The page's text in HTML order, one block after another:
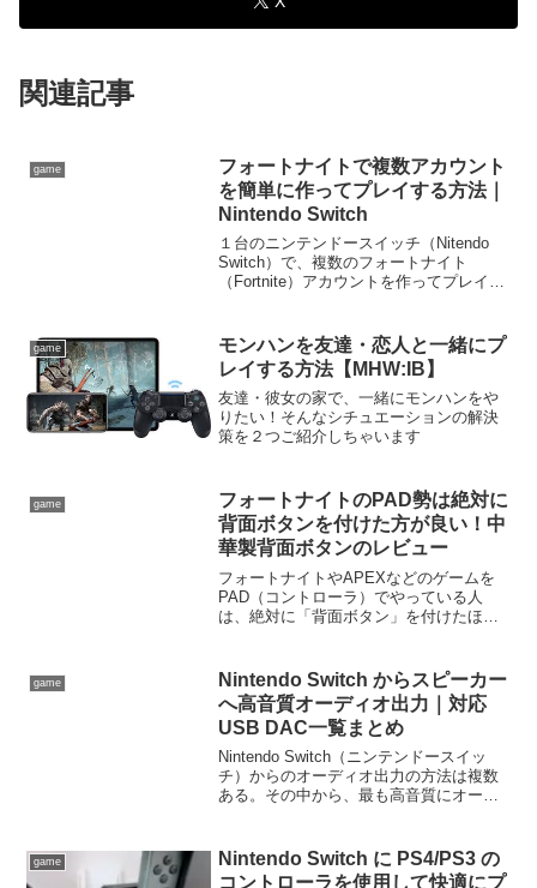
関連記事
game
フォートナイトで複数アカウント
を簡単に作ってプレイする方法｜
Nintendo Switch
１台のニンテンドースイッチ（Nitendo
Switch）で、複数のフォートナイト
（Fortnite）アカウントを作ってプレイし
す。簡単にフォートナイトのアカウント
を複数作ってプレイできたので、その方
法を紹介します。
game
モンハンを友達・恋人と一緒にプ
レイする方法【MHW:IB】
友達・彼女の家で、一緒にモンハンをや
りたい！そんなシチュエーションの解決
策を２つご紹介しちゃいます
game
フォートナイトのPAD勢は絶対に
背面ボタンを付けた方が良い！中
華製背面ボタンのレビュー
フォートナイトやAPEXなどのゲームを
PAD（コントローラ）でやっている人
は、絶対に「背面ボタン」を付けたほう
けします！
game
Nintendo Switch からスピーカー
へ高音質オーディオ出力｜対応
USB DAC一覧まとめ
Nintendo Switch（ニンテンドースイッ
チ）からのオーディオ出力の方法は複数
ある。その中から、最も高音質にオーデ
いるUSB DAC一覧まとめについて紹介す
る。
game
Nintendo Switch に PS4/PS3 の
コントローラを使用して快適にプ